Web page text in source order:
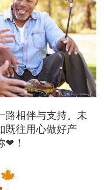
路相伴与支持。未
既往用心做好产
❤！